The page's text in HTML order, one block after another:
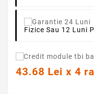
Fizice Sau 12 Luni
43.68 Lei x 4